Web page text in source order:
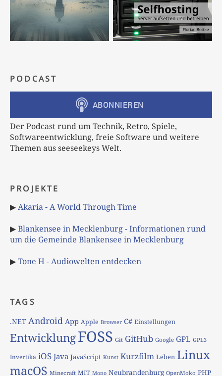
PODCAST
Der Podcast rund um Technik, Retro, Spiele,
Softwareentwicklung, freie Software und weitere
Themen aus seeseekeys Welt.
PROJEKTE
▶Akaria - A World Through Time
▶Blankensee in Mecklenburg - Informationen rund
um die Gemeinde Blankensee in Mecklenburg
▶Tone H - Audiowelten entdecken
TAGS
.NET Android App Apple Browser C# Einstellungen
EntwicklungFOSS Git GitHub Google GPL GPL3
Invertika iOS Java JavaScript Kunst Kurzfilm Leben Linux
macOS Minecraft MIT Mono Neubrandenburg OpenMoko PHP